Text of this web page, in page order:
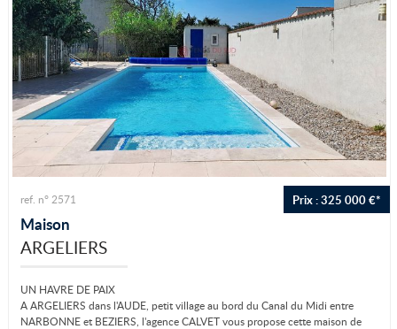
Prix : 325 000 €*
ref. n° 2571
Maison
ARGELIERS
UN HAVRE DE PAIX
A ARGELIERS dans l'AUDE, petit village au bord du Canal du Midi entre
NARBONNE et BEZIERS, l'agence CALVET vous propose cette maison de